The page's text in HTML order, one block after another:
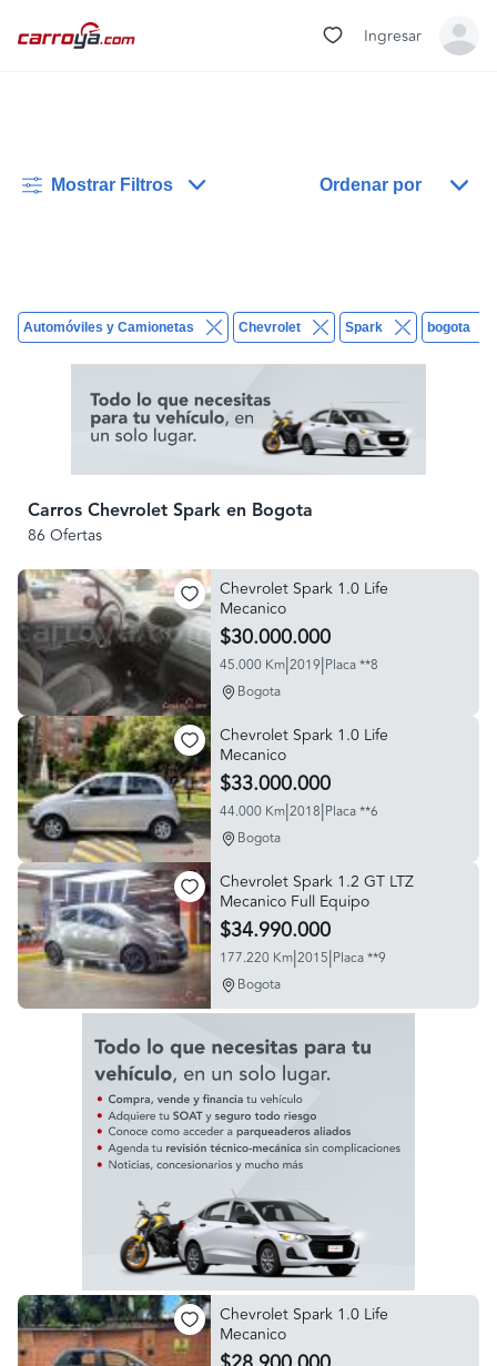
Ingresar
Mostrar Filtros Ordenar por
Automóviles y Camionetas Chevrolet Spark bogota
Carros Chevrolet Spark en Bogota
86 Ofertas
Chevrolet Spark 1.0 Life
Mecanico
$30.000.000
45.000 Km|2019|Placa **8
Bogota
Chevrolet Spark 1.0 Life
Mecanico
$33.000.000
44.000 Km|2018|Placa **6
Bogota
Chevrolet Spark 1.2 GT LTZ
Mecanico Full Equipo
$34.990.000
177.220 Km|2015|Placa **9
Bogota
Chevrolet Spark 1.0 Life
Mecanico